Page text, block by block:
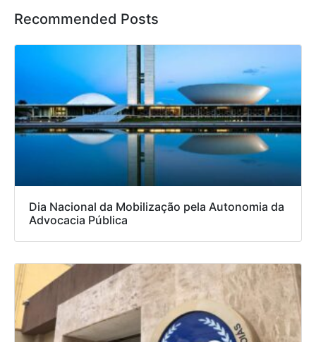
Recommended Posts
Dia Nacional da Mobilização pela Autonomia da
Advocacia Pública